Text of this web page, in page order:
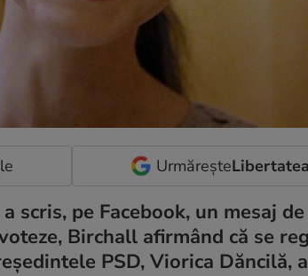
UrmăreșteLibertatea
scris, pe Facebook, un mesaj
Birchall afirmând că se
PSD, Viorica Dăncilă,